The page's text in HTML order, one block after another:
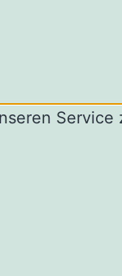
Service